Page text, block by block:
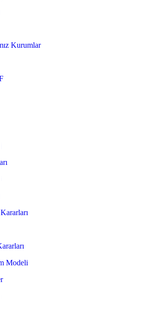
Kurumlar
Modeli